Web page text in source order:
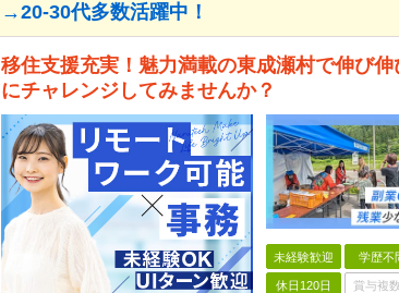
→20-30代多数活躍中！
移住支援充実！魅力満載の東成瀬村で伸び
にチャレンジしてみませんか？
未経験歓迎 学歴不
休日120日 賞与複